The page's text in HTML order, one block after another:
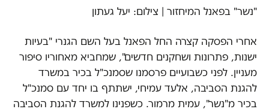
"נשר" בפאנל המיחזור | צילום: יעל געתון
אחרי הפסקה קצרה החל הפאנל בעל השם הגנרי "בעיות
ישנות, פתרונות ושחקנים חדשים", שמחביא מאחוריו סיפור
מעניין. לפני כשבועיים פרסמנו שסמנכ"ל בכיר במשרד
להגנת הסביבה, אלעד עמיחי, ישתתף בו יחד עם סמנכ"ל
בכיר מ"נשר", עמית מרמור. כשפנינו למשרד להגנת הסביבה